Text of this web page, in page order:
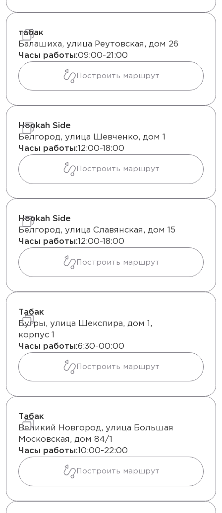
табак
Балашиха, улица Реутовская, дом 26
Часы работы:09:00-21:00
Построить маршрут
Hookah Side
Белгород, улица Шевченко, дом 1
Часы работы: 12:00-18:00
Построить маршрут
Hookah Side
Белгород, улица Славянская, дом 15
Часы работы: 12:00-18:00
Построить маршрут
Табак
Бугры, улица Шекспира, дом 1,
корпус 1
Часы работы:6:30-00:00
Построить маршрут
Табак
Великий Новгород, улица Большая
Московская, дом 84/1
Часы работы: 10:00-22:00
Построить маршрут